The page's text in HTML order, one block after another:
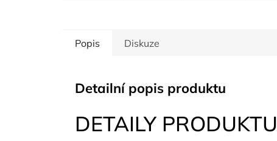
Popis Diskuze
Detailní popis produktu
DETAILY PRODUKTU